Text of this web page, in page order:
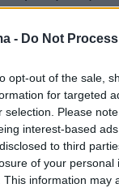
- Do Not
opt-out of the sale,
for targeted
selection. Please
interest-based
to third
of your personal
This information may
σέντρα τόσο
του αγώνα
Παναθηναϊκός
από
στοflash